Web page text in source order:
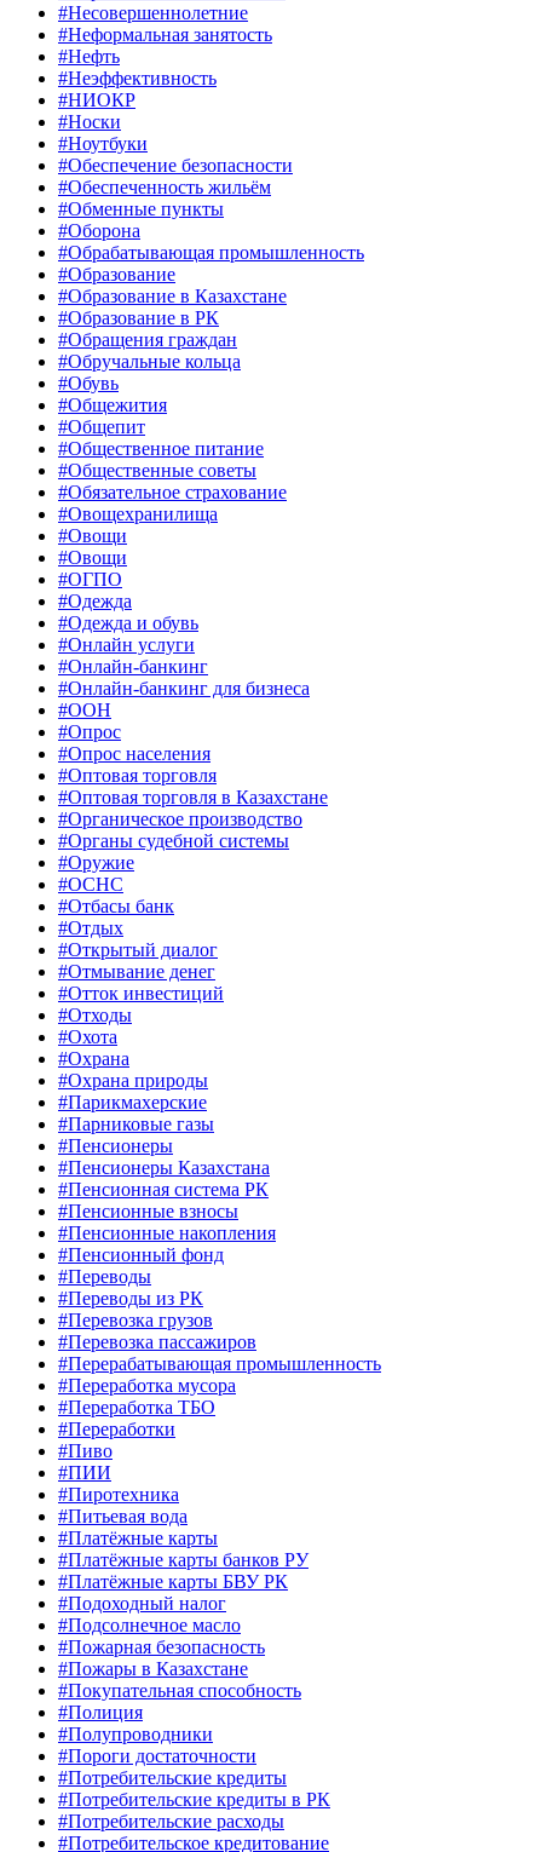
#Несовершеннолетние
#Неформальная занятость
#Нефть
#Неэффективность
#НИОКР
#Носки
#Ноутбуки
#Обеспечение безопасности
#Обеспеченность жильём
#Обменные пункты
#Оборона
#Обрабатывающая промышленность
#Образование
#Образование в Казахстане
#Образование в РК
#Обращения граждан
#Обручальные кольца
#Обувь
#Общежития
#Общепит
#Общественное питание
#Общественные советы
#Обязательное страхование
#Овощехранилища
#Овощи
#Овощи
#ОГПО
#Одежда
#Одежда и обувь
#Онлайн услуги
#Онлайн-банкинг
#Онлайн-банкинг для бизнеса
#ООН
#Опрос
#Опрос населения
#Оптовая торговля
#Оптовая торговля в Казахстане
#Органическое производство
#Органы судебной системы
#Оружие
#ОСНС
#Отбасы банк
#Отдых
#Открытый диалог
#Отмывание денег
#Отток инвестиций
#Отходы
#Охота
#Охрана
#Охрана природы
#Парикмахерские
#Парниковые газы
#Пенсионеры
#Пенсионеры Казахстана
#Пенсионная система РК
#Пенсионные взносы
#Пенсионные накопления
#Пенсионный фонд
#Переводы
#Переводы из РК
#Перевозка грузов
#Перевозка пассажиров
#Перерабатывающая промышленность
#Переработка мусора
#Переработка ТБО
#Переработки
#Пиво
#ПИИ
#Пиротехника
#Питьевая вода
#Платёжные карты
#Платёжные карты банков РУ
#Платёжные карты БВУ РК
#Подоходный налог
#Подсолнечное масло
#Пожарная безопасность
#Пожары в Казахстане
#Покупательная способность
#Полиция
#Полупроводники
#Пороги достаточности
#Потребительские кредиты
#Потребительские кредиты в РК
#Потребительские расходы
#Потребительское кредитование